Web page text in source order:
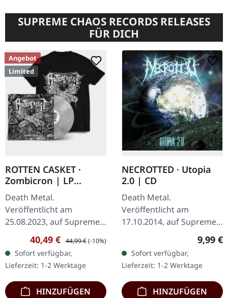
SUPREME CHAOS RECORDS RELEASES
FÜR DICH
Angebot
Limited
ROTTEN CASKET ·
Zombicron | LP
BUNDLE
Death Metal.
Veröffentlicht am
25.08.2023, auf Supreme
Chaos Records.
EXKLUSIVES PREORDER
BUDNLE! Die ersten 50
nummerierten Exemplare
kommen mit…
Verkaufspreis:
40,49 € Regulärer Preis:
44,99 €(-10%)
Sofort verfügbar,
Lieferzeit: 1-2 Werktage
HINZUFÜGEN
NECROTTED · Utopia
2.0 | CD
Death Metal.
Veröffentlicht am
17.10.2014, auf Supreme
Chaos Records. CD im
Jewelcase. Das neueste
Album von NECROTTED
bietet mal wieder nur
das…
9,99 €
Sofort verfügbar,
Lieferzeit: 1-2 Werktage
HINZUFÜGEN